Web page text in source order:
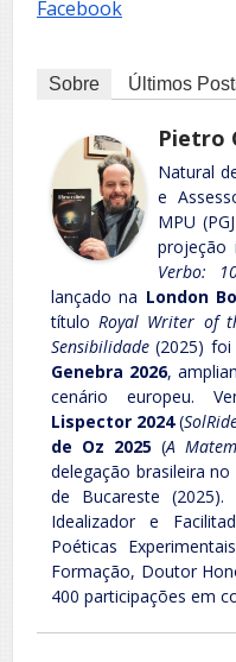
Facebook
Sobre Últimos
Pietro
Natural
e
MPU
projeção
Verbo:
lançado na London
títuloRoyal Writer of
Sensibilidade (2025)
Genebra 2026,
cenário europeu.
Lispector 2024(
de Oz 2025(A
delegação brasileira
de Bucareste (2025).
Idealizador e
Poéticas
Formação, Doutor
400 participações em